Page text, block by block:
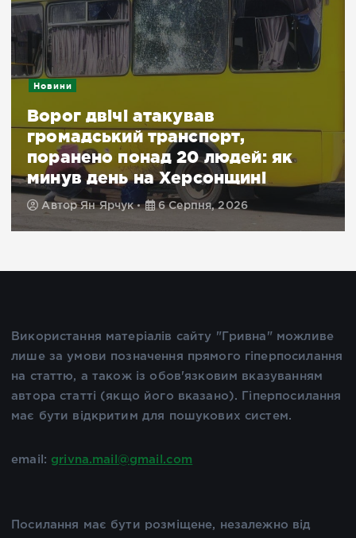
Новини
Ворог двічі атакував
громадський транспорт,
поранено понад 20 людей: як
минув день на Херсонщині
АвторЯн Ярчук 6 Серпня, 2026
Використання матеріалів сайту "Гривна" можливе
лише за умови позначення прямого гіперпосилання
на статтю, а також із обов'язковим вказуванням
автора статті (якщо його вказано). Гіперпосилання
має бути відкритим для пошукових систем.
email: grivna.mail@gmail.com
Посилання має бути розміщене, незалежно від